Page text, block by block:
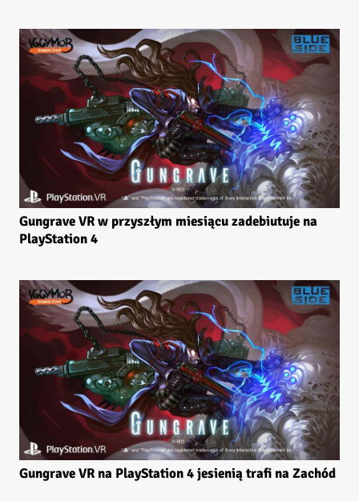
Gungrave VR w przyszłym miesiącu zadebiutuje na
PlayStation 4
Gungrave VR na PlayStation 4 jesienią trafi na Zachód